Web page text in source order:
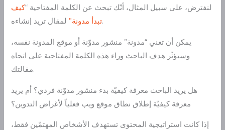
لنفترض، على سبيل المثال، أنّك تبحث عن الكلمة المفتاحية “كيف
تبدأ مدونة”لمقال تريد إنشاءه.
يمكن أن تعني “مدونة” منشور مدوّنة أو موقع المدونة نفسه،
وسيؤثّر هدف الباحث وراء هذه الكلمة المفتاحية على اتجاه
مقالتك.
هل يريد الباحث معرفة كيفيّة بدء منشور مدوّنة فردي؟ أم يريد
معرفة كيفيّة إطلاق نطاق موقع ويب فعلياً لأغراض التدوين؟
إذا كانت استراتيجية المحتوى تستهدف الأشخاص المهتمّين فقط،